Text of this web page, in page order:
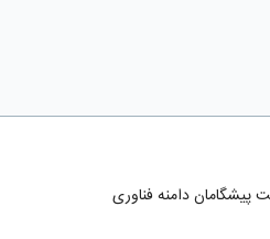
پیشگامان دامنه فناوری